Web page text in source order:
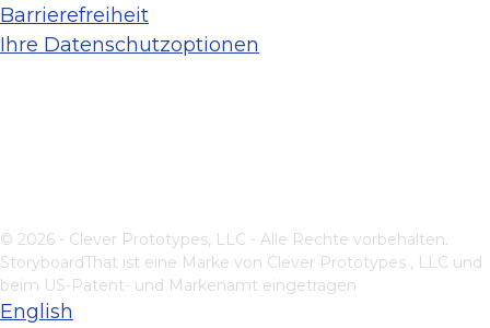
Barrierefreiheit
Ihre Datenschutzoptionen
© 2026 - Clever Prototypes, LLC - Alle Rechte vorbehalten.
StoryboardThat ist eine Marke von Clever Prototypes , LLC und
beim US-Patent- und Markenamt eingetragen
English